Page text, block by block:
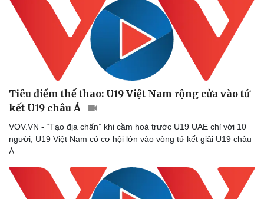
Tiêu điểm thể thao: U19 Việt Nam rộng cửa vào tứ
kết U19 châu Á
VOV.VN - “Tạo địa chấn” khi cầm hoà trước U19 UAE chỉ với 10
người, U19 Việt Nam có cơ hội lớn vào vòng tứ kết giải U19 châu
Á.